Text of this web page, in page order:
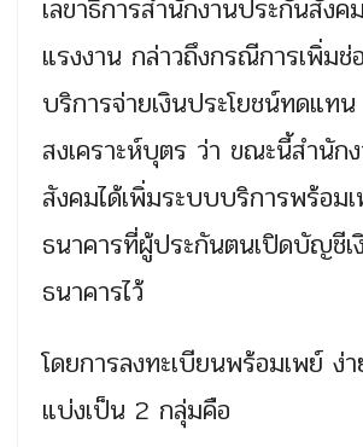
เลขาธิการสำนักงานประกันสังค
แรงงาน กล่าวถึงกรณีการเพิ่มช่
บริการจ่ายเงินประโยชน์ทดแท
สงเคราะห์บุตร ว่า ขณะนี้สำนัก
สังคมได้เพิ่มระบบบริการพร้อม
ธนาคารที่ผู้ประกันตนเปิดบัญชี
ธนาคารไว้
โดยการลงทะเบียนพร้อมเพย์ ง่
แบ่งเป็น 2 กลุ่มคือ